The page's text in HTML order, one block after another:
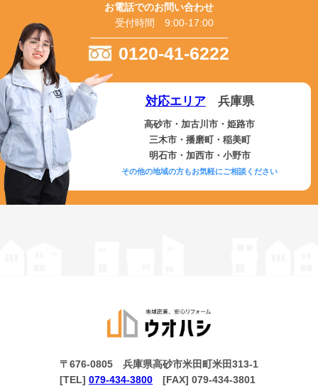
お電話でのお問い合わせ
受付時間 9:00-17:00
0120-41-6222
対応エリア兵庫県
高砂市・加古川市・姫路市
三木市・播磨町・稲美町
明石市・加西市・小野市
その他の地域の方もお気軽にご相談ください
〒676-0805 兵庫県高砂市米田町米田313-1
[TEL] 079-434-3800 [FAX] 079-434-3801